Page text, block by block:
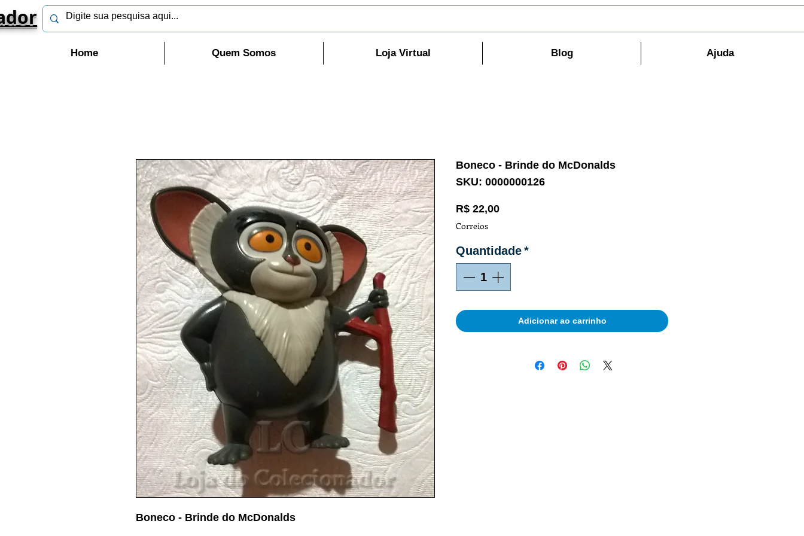
Home Quem Somos Loja Virtual Blog Ajuda
Boneco - Brinde do McDonalds
Boneco - Brinde do McDonalds
SKU: 0000000126
R$ 22,00Preço
Correios
Quantidade*
Adicionar ao carrinho